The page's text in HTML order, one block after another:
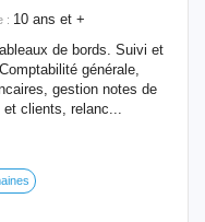
: 10 ans et +
de bords. Suivi et
générale,
gestion notes de
clients, relanc...